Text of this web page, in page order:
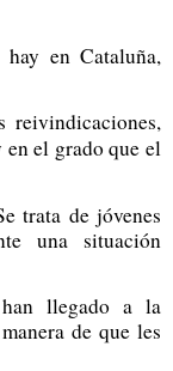
hay en Cataluña,
reivindicaciones,
el grado que el
trata de jóvenes
una situación
llegado a la
de que les